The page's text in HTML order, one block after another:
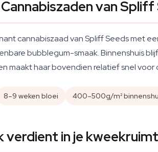
van Spliff
cannabiszaad van Spliff Seeds met
bubblegum-smaak. Binnenshuis
maakt haar bovendien relatief snel
8–9 weken bloei 400–500g/m²
verdient in je